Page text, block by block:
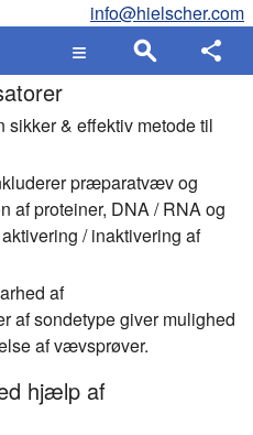
info@hielscher.com
sikker & effektiv metode til
præparatvæv og
af proteiner, DNA / RNA og
/ inaktivering af
af
af sondetype giver mulighed
af vævsprøver.
hjælp af